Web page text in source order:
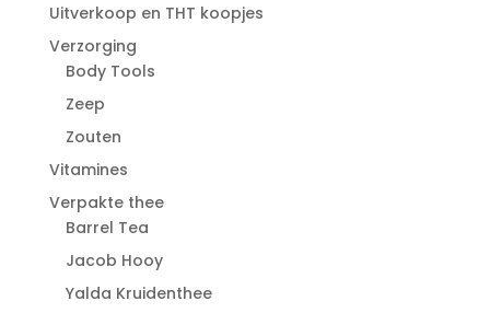
Uitverkoop en THT koopjes
Verzorging
Body Tools
Zeep
Zouten
Vitamines
Verpakte thee
Barrel Tea
Jacob Hooy
Yalda Kruidenthee